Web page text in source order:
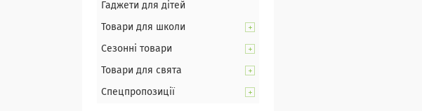
Гаджети для дітей
Товари для школи
Сезонні товари
Товари для свята
Спецпропозиції